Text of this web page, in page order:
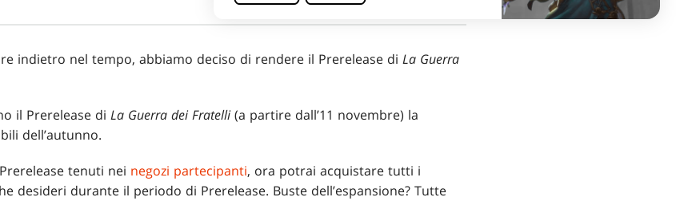
indietro nel tempo, abbiamo deciso di rendere il Prerelease di La Guerra
il Prerelease di La Guerra dei Fratelli (a partire dall’11 novembre) la
dell’autunno.
tenuti nei negozi partecipanti, ora potrai acquistare tutti i
desideri durante il periodo di Prerelease. Buste dell’espansione? Tutte